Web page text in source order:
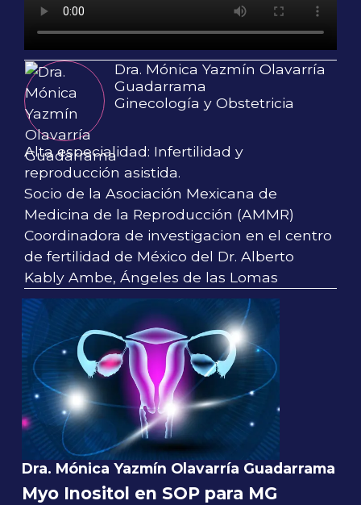
Dra. Mónica Yazmín Olavarría
Guadarrama
Ginecología y Obstetricia
Alta especialidad: Infertilidad y
reproducción asistida.
Socio de la Asociación Mexicana de
Medicina de la Reproducción (AMMR)
Coordinadora de investigacion en el centro
de fertilidad de México del Dr. Alberto
Kably Ambe, Ángeles de las Lomas
Dra. Mónica Yazmín Olavarría Guadarrama
Myo Inositol en SOP para MG